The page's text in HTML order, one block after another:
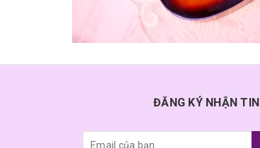
ĐĂNG KÝ NHẬN TIN